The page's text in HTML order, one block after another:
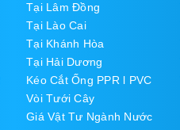
Tại Lâm Đồng
Tại Lào Cai
Tại Khánh Hòa
Tại Hải Dương
Kéo Cắt Ống PPR l PVC
Vòi Tưới Cây
Giá Vật Tư Ngành Nước